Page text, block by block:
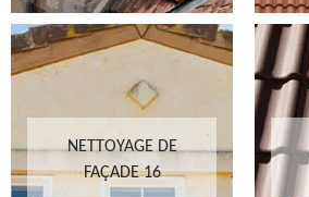
NETTOYAGE DE
FAÇADE 16